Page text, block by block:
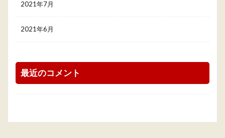
2021年7月
2021年6月
最近のコメント